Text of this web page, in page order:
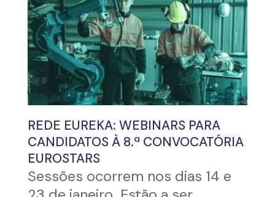
REDE EUREKA: WEBINARS PARA
CANDIDATOS À 8.ª CONVOCATÓRIA
EUROSTARS
Sessões ocorrem nos dias 14 e